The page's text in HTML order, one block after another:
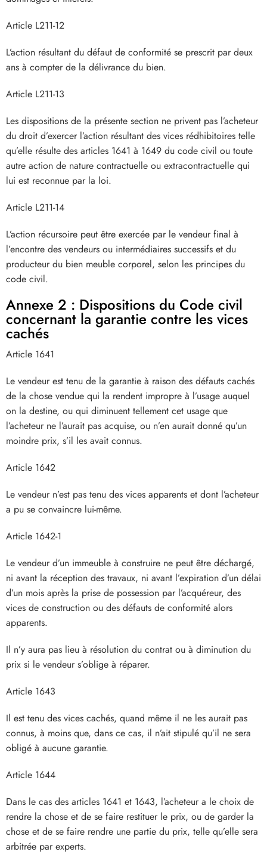
Article L211-12
L’action résultant du défaut de conformité se prescrit par deux
ans à compter de la délivrance du bien.
Article L211-13
Les dispositions de la présente section ne privent pas l’acheteur
du droit d’exercer l’action résultant des vices rédhibitoires telle
qu’elle résulte des articles 1641 à 1649 du code civil ou toute
autre action de nature contractuelle ou extracontractuelle qui
lui est reconnue par la loi.
Article L211-14
L’action récursoire peut être exercée par le vendeur final à
l’encontre des vendeurs ou intermédiaires successifs et du
producteur du bien meuble corporel, selon les principes du
code civil.
Annexe 2 : Dispositions du Code civil
concernant la garantie contre les vices
cachés
Article 1641
Le vendeur est tenu de la garantie à raison des défauts cachés
de la chose vendue qui la rendent impropre à l’usage auquel
on la destine, ou qui diminuent tellement cet usage que
l’acheteur ne l’aurait pas acquise, ou n’en aurait donné qu’un
moindre prix, s’il les avait connus.
Article 1642
Le vendeur n’est pas tenu des vices apparents et dont l’acheteur
a pu se convaincre lui-même.
Article 1642-1
Le vendeur d’un immeuble à construire ne peut être déchargé,
ni avant la réception des travaux, ni avant l’expiration d’un délai
d’un mois après la prise de possession par l’acquéreur, des
vices de construction ou des défauts de conformité alors
apparents.
Il n’y aura pas lieu à résolution du contrat ou à diminution du
prix si le vendeur s’oblige à réparer.
Article 1643
Il est tenu des vices cachés, quand même il ne les aurait pas
connus, à moins que, dans ce cas, il n’ait stipulé qu’il ne sera
obligé à aucune garantie.
Article 1644
Dans le cas des articles 1641 et 1643, l’acheteur a le choix de
rendre la chose et de se faire restituer le prix, ou de garder la
chose et de se faire rendre une partie du prix, telle qu’elle sera
arbitrée par experts.